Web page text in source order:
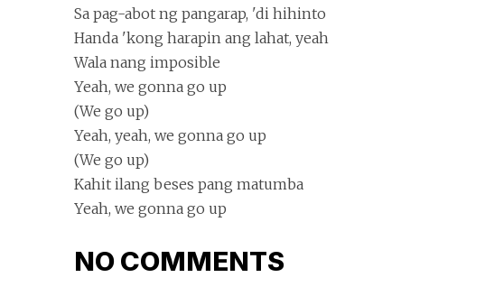
Sa pag-abot ng pangarap, 'di hihinto
Handa 'kong harapin ang lahat, yeah
Wala nang imposible
Yeah, we gonna go up
(We go up)
Yeah, yeah, we gonna go up
(We go up)
Kahit ilang beses pang matumba
Yeah, we gonna go up
NO COMMENTS